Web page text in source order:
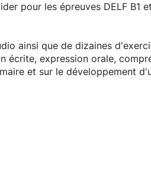
pour les épreuves DELF B1
ainsi que de dizaines
écrite, expression orale,
et sur le développement
et je dispose de